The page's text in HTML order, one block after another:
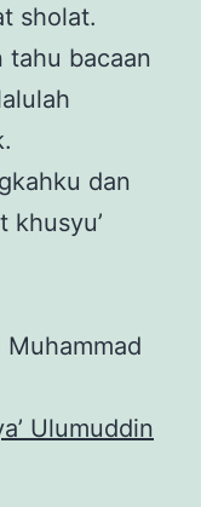
sholat.
tahu bacaan
dan
khusyu’
Muhammad
Ulumuddin